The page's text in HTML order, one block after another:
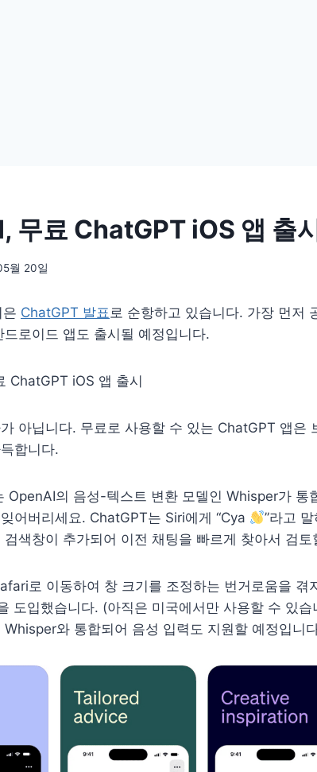
무료 ChatGPT iOS 앱 출
월 20일
ChatGPT 발표로 순항하고 있습니다. 가장 먼저
드로이드 앱도 출시될 예정입니다.
아닙니다. 무료로 사용할 수 있는 ChatGPT 앱은
합니다.
OpenAI의 음성-텍스트 변환 모델인 Whisper가 통
어버리세요. ChatGPT는 Siri에게 “Cya
”라고
검색창이 추가되어 이전 채팅을 빠르게 찾아서 검토
로 이동하여 창 크기를 조정하는 번거로움을 겪
도입했습니다. (아직은 미국에서만 사용할 수 있
Whisper와 통합되어 음성 입력도 지원할 예정입니